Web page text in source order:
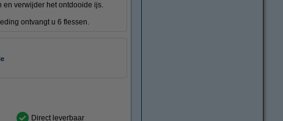
en verwijder het ontdooide ijs.
ontvangt u 6 flessen.
Direct leverbaar